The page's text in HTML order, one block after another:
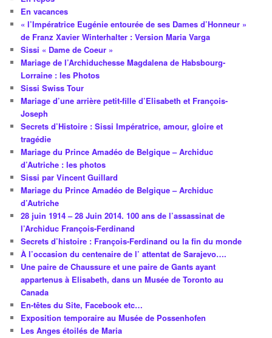
En vacances
« l’Impératrice Eugénie entourée de ses Dames d’Honneur »
de Franz Xavier Winterhalter : Version Maria Varga
Sissi « Dame de Coeur »
Mariage de l’Archiduchesse Magdalena de Habsbourg-
Lorraine : les Photos
Sissi Swiss Tour
Mariage d’une arrière petit-fille d’Elisabeth et François-
Joseph
Secrets d’Histoire : Sissi Impératrice, amour, gloire et
tragédie
Mariage du Prince Amadéo de Belgique – Archiduc
d’Autriche : les photos
Sissi par Vincent Guillard
Mariage du Prince Amadéo de Belgique – Archiduc
d’Autriche
28 juin 1914 – 28 Juin 2014. 100 ans de l’assassinat de
l’Archiduc François-Ferdinand
Secrets d’histoire : François-Ferdinand ou la fin du monde
À l’occasion du centenaire de l’ attentat de Sarajevo….
Une paire de Chaussure et une paire de Gants ayant
appartenus à Elisabeth, dans un Musée de Toronto au
Canada
En-têtes du Site, Facebook etc…
Exposition temporaire au Musée de Possenhofen
Les Anges étoilés de Maria